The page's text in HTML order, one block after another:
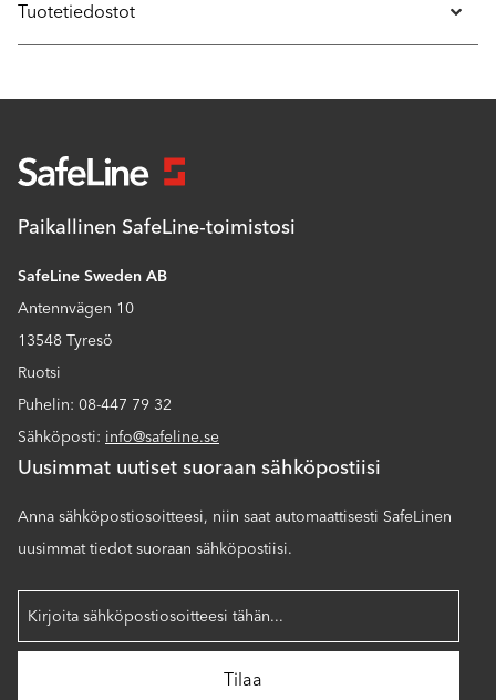
Tuotetiedostot
Paikallinen SafeLine-toimistosi
SafeLine Sweden AB
Antennvägen 10
13548 Tyresö
Ruotsi
Puhelin: 08-447 79 32
Sähköposti: info@safeline.se
Uusimmat uutiset suoraan sähköpostiisi
Anna sähköpostiosoitteesi, niin saat automaattisesti SafeLinen
uusimmat tiedot suoraan sähköpostiisi.